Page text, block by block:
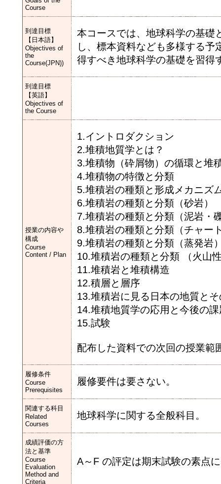
Course
到達目標
【日本語】
Objectives of
the
Course(JPN))
本コースでは、地球科学の基礎
し、標本資料なども多様する
得すべき地球科学の基礎を習得
到達目標
【英語】
Objectives of
the Course
授業の内容や
構成
Course
Content / Plan
1.イントロダクション
2.堆積地質学とは？
3.堆積物（砕屑物）の循環と堆
4.堆積物の特徴と分類
5.堆積岩の種類と形成メカニズ
6.堆積岩の種類と分類（砂岩）
7.堆積岩の種類と分類（泥岩・
8.堆積岩の種類と分類（チャー
9.堆積岩の種類と分類（蒸発岩
10.堆積岩の種類と分類 （火山
11.堆積岩と堆積構造
12.積層と層序
13.堆積岩に見る日本の地質と
14.堆積地質学の応用と今後の課
15.試験
配布した資料での次回の授業範
履修条件
Course
Prerequisites
履修要件は要さない。
関連する科目
Related
Courses
地球科学に関する全般科目。
成績評価の方
法と基準
Course
Evaluation
Method and
Criteria
A～F の評定は期末試験の素点